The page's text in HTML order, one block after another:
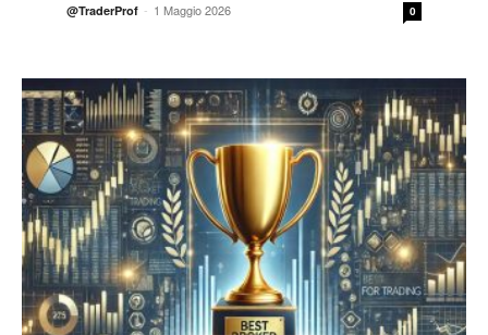
@TraderProf - 1 Maggio 2026 0